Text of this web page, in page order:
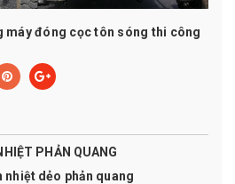
máy đóng cọc tôn sóng thi công
PHẢN QUANG
nhiệt dẻo phản quang